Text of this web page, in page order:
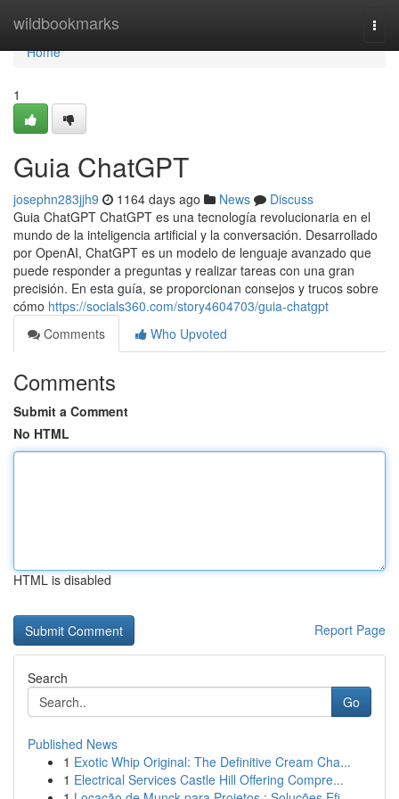
wildbookmarks
Home
Home
1
Guia ChatGPT
josephn283jjh9 1164 days ago News
Discuss
Guia ChatGPT ChatGPT es una tecnología revolucionaria en el
mundo de la inteligencia artificial y la conversación. Desarrollado
por OpenAI, ChatGPT es un modelo de lenguaje avanzado que
puede responder a preguntas y realizar tareas con una gran
precisión. En esta guía, se proporcionan consejos y trucos sobre
cómo https://socials360.com/story4604703/guia-chatgpt
Comments
Who Upvoted
Comments
Submit a Comment
No HTML
HTML is disabled
Report Page
Search
Go
Published News
1 Exotic Whip Original: The Definitive Cream Cha...
1 Electrical Services Castle Hill Offering Compre...